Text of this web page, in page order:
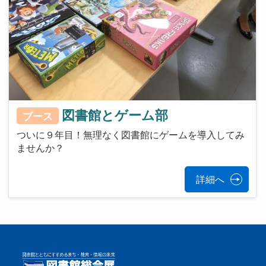
ブース 図書館とゲーム部
ついに９年目！無理なく図書館にゲームを導入してみ
ませんか？
詳細へ